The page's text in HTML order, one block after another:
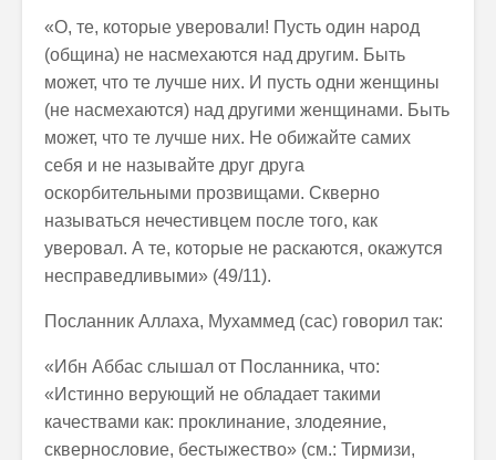
«О, те, которые уверовали! Пусть один народ
(община) не насмехаются над другим. Быть
может, что те лучше них. И пусть одни женщины
(не насмехаются) над другими женщинами. Быть
может, что те лучше них. Не обижайте самих
себя и не называйте друг друга
оскорбительными прозвищами. Скверно
называться нечестивцем после того, как
уверовал. А те, которые не раскаются, окажутся
несправедливыми» (49/11).
Посланник Аллаха, Мухаммед (сас) говорил так:
«Ибн Аббас слышал от Посланника, что:
«Истинно верующий не обладает такими
качествами как: проклинание, злодеяние,
сквернословие, бестыжество» (см.: Тирмизи,